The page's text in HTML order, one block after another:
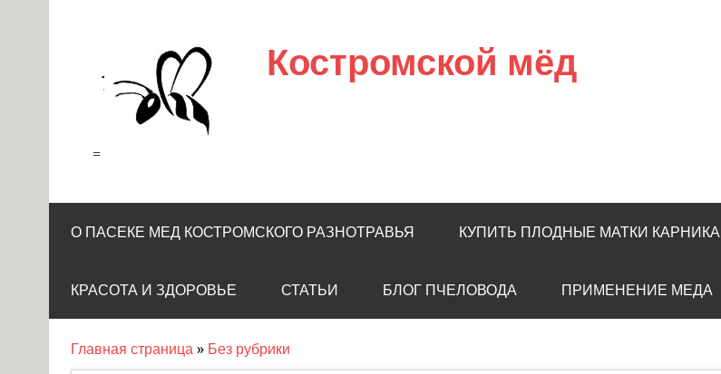
Костромской мёд
=
О ПАСЕКЕ МЕД КОСТРОМСКОГО РАЗНОТРАВЬЯ КУПИТЬ ПЛОДНЫЕ МАТКИ КАРНИКА
КРАСОТА И ЗДОРОВЬЕ СТАТЬИ БЛОГ ПЧЕЛОВОДА ПРИМЕНЕНИЕ МЕДА
Главная страница » Без рубрики